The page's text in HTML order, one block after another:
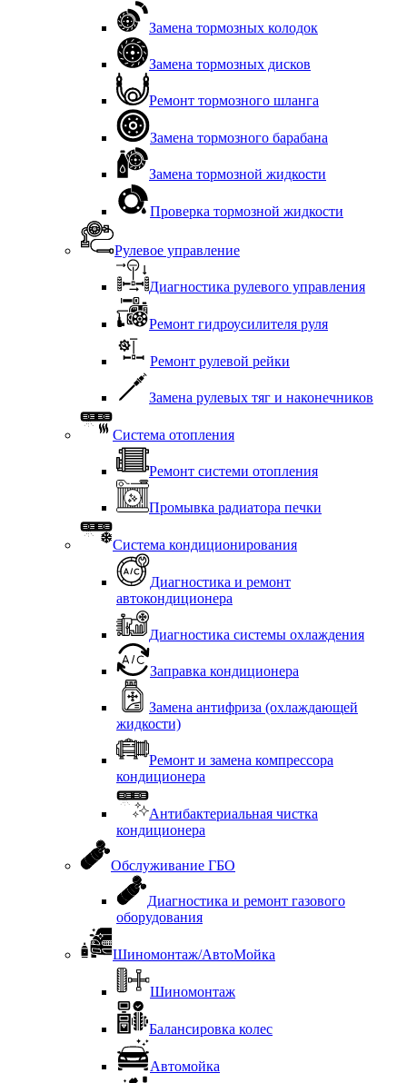
Замена тормозных колодок
Замена тормозных дисков
Ремонт тормозного шланга
Замена тормозного барабана
Замена тормозной жидкости
Проверка тормозной жидкости
Рулевое управление
Диагностика рулевого управления
Ремонт гидроусилителя руля
Ремонт рулевой рейки
Замена рулевых тяг и наконечников
Система отопления
Ремонт системи отопления
Промывка радиатора печки
Система кондиционирования
Диагностика и ремонт
автокондиционера
Диагностика системы охлаждения
Заправка кондиционера
Замена антифриза (охлаждающей
жидкости)
Ремонт и замена компрессора
кондиционера
Антибактериальная чистка
кондиционера
Обслуживание ГБО
Диагностика и ремонт газового
оборудования
Шиномонтаж/АвтоМойка
Шиномонтаж
Балансировка колес
Автомойка